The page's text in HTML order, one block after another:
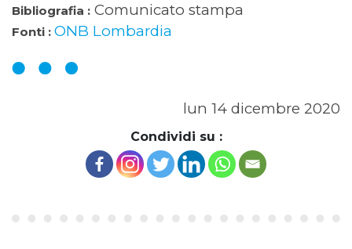
Bibliografia : Comunicato stampa
Fonti : ONB Lombardia
lun 14 dicembre 2020
Condividi su :